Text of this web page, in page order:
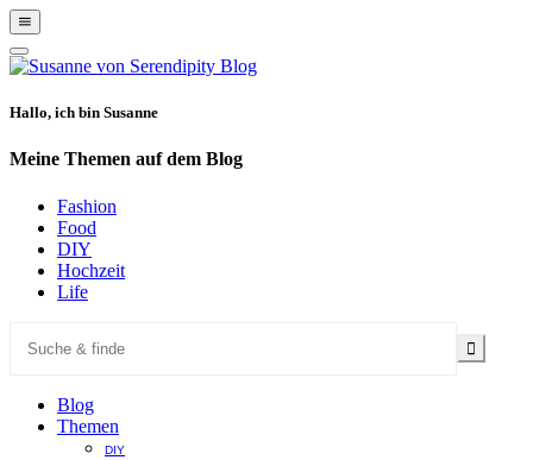
Show
Offscreen
Content
Hide
Offscreen
Hallo, ich bin Susanne
Meine Themen auf dem Blog
Fashion
Food
DIY
Hochzeit
Life
Blog
Themen
DIY